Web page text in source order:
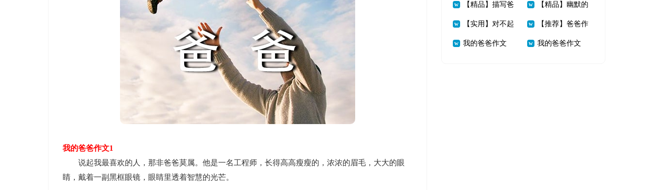
我的爸爸作文1
说起我最喜欢的人，那非爸爸莫属。他是一名工程师，长得高高瘦瘦的，浓浓的眉毛，大大的眼
睛，戴着一副黑框眼镜，眼睛里透着智慧的光芒。
作文300字3篇 作文汇总7篇
【精品】描写爸
爸的作文5篇
【精品】幽默的
爸爸作文6篇
【实用】对不起
爸爸作文4篇
【推荐】爸爸作
文合集6篇
我的爸爸作文 我的爸爸作文